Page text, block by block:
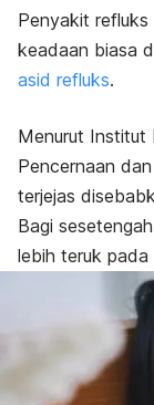
Penyakit
keadaan biasa
asid refluks.
Menurut Institut
Pencernaan
terjejas
Bagi
lebih teruk pada